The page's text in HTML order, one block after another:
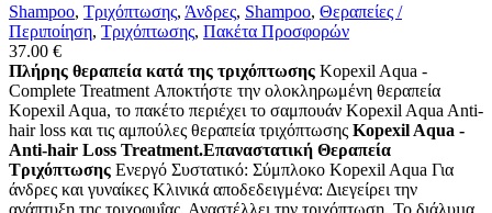
Shampoo, Τριχόπτωσης, Άνδρες, Shampoo, Θεραπείες /
Περιποίηση, Τριχόπτωσης, Πακέτα Προσφορών
37.00 €
Πλήρης θεραπεία κατά της τριχόπτωσης Kopexil Aqua -
Complete Treatment Αποκτήστε την ολοκληρωμένη θεραπεία
Kopexil Aqua, το πακέτο περιέχει το σαμπουάν Kopexil Aqua Anti-
hair loss και τις αμπούλες θεραπεία τριχόπτωσης Kopexil Aqua -
Anti-hair Loss Treatment.Επαναστατική Θεραπεία
Τριχόπτωσης Ενεργό Συστατικό: Σύμπλοκο Kopexil Aqua Για
άνδρες και γυναίκες Κλινικά αποδεδειγμένα: Διεγείρει την
ανάπτυξη της τριχοφυΐας, Αναστέλλει την τριχόπτωση. Το διάλυµα